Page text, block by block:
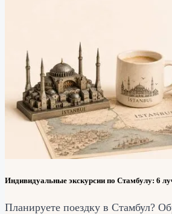
Индивидуальные экскурсии по Стамбулу: 6
Планируете поездку в Стамбул?